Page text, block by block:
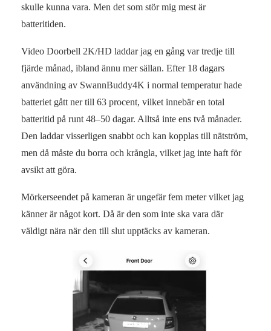
skulle kunna vara. Men det som stör mig mest är
batteritiden.
Video Doorbell 2K/HD laddar jag en gång var tredje till
fjärde månad, ibland ännu mer sällan. Efter 18 dagars
användning av SwannBuddy4K i normal temperatur hade
batteriet gått ner till 63 procent, vilket innebär en total
batteritid på runt 48–50 dagar. Alltså inte ens två månader.
Den laddar visserligen snabbt och kan kopplas till nätström,
men då måste du borra och krångla, vilket jag inte haft för
avsikt att göra.
Mörkerseendet på kameran är ungefär fem meter vilket jag
känner är något kort. Då är den som inte ska vara där
väldigt nära när den till slut upptäcks av kameran.